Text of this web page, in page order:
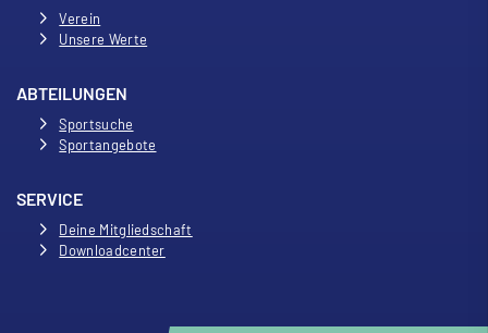
Verein
Unsere Werte
ABTEILUNGEN
Sportsuche
Sportangebote
SERVICE
Deine Mitgliedschaft
Downloadcenter